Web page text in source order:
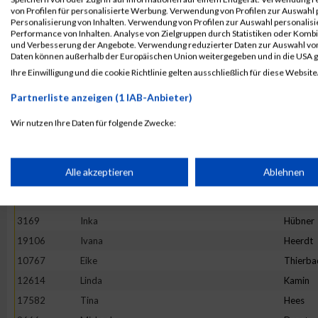
13982
Maria Ivanova
16781
Stefanie Prehm
11527
Rebecca
20265
Kinga
18782
Stephanie
10325
Ano Nym
Natalie
3169
Inka Hübner
19106
Ivana Heerdt
10767
Eike
12614
Linda Kamin
17582
Tina Hees
von Profilen für personalisierte Werbung. Verwendung von Profilen zur
Personalisierung von Inhalten. Verwendung von Profilen zur Auswahl
Performance von Inhalten. Analyse von Zielgruppen durch Statistiken oder
und Verbesserung der Angebote. Verwendung reduzierter Daten zur Auswahl
Daten können außerhalb der Europäischen Union weitergegeben und in die USA
Ihre Einwilligung und die cookie Richtlinie gelten ausschließlich für diese
Partnerliste anzeigen (1 IAB-Anbieter)
Wir nutzen Ihre Daten für folgende Zwecke:
Speichern von oder Zugriff auf Informationen auf einem
Erstellung von Profilen für personalisierte Werbung
Verwendung von Profilen zur Auswahl personalisierter Werbung
Alle akzeptieren Ablehnen